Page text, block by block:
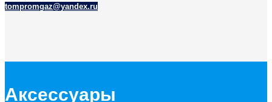
tompromgaz@yandex.ru
Аксессуары